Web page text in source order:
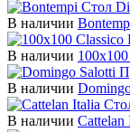
В наличии
В наличии
В наличии
В наличии